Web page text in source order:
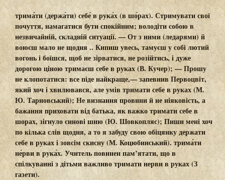
трима́ти (держа́ти) себе́ в рука́х (в шо́рах).Стримувати свої
почуття, намагатися бути спокійним; володіти собою в
незвичайній, складній ситуації. — От з ними (ледарями) й
воюєш мало не щодня .. Кипиш увесь, тамуєш у собі лютий
вогонь і боїшся, щоб не зірватися, не розійтись, і дуже
дорогою ціноютримаєш себе в руках(В. Кучер); — Прошу
не клопотатися: все піде найкраще,— запевнив Первоцвіт,
який хоч і хвилювався, але умів тримати себе в руках(М.
Ю. Тарновський); Не визнання провини й не ніяковість, а
бажання приховати від батька, як важкотримати себе в
шорах, зігнуло синові шию (Ю. Шовкопляс); Пиши мені хоч
по кілька слів щодня, а то я забуду свою обіцянкудержати
себе в рукахі зовсім скисну (М. Коцюбинський).трима́ти
не́рви в рука́х.Учитель повинен пам’ятати, що в
спілкуванні з дітьми важливотримати нерви в руках(З
газети).